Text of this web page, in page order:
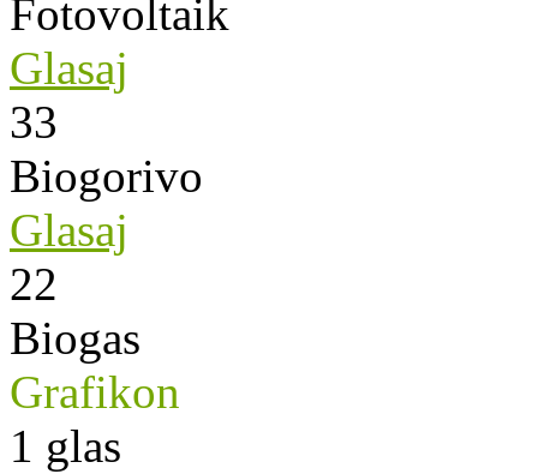
Fotovoltaik
Glasaj
33
Biogorivo
Glasaj
22
Biogas
Grafikon
1 glas